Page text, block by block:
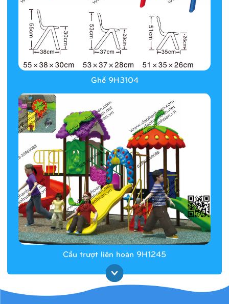
Ghế 9H3104
Cầu trượt liên hoàn 9H1245